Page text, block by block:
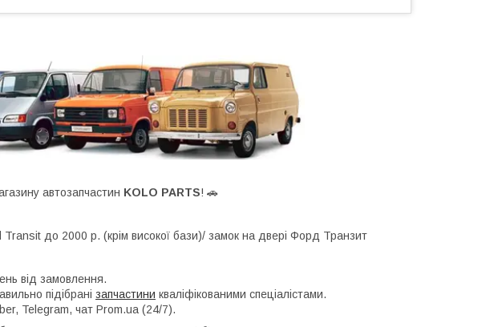
автозапчастин KOLO PARTS! 🚗
до 2000 р. (крім високої бази)/ замок на двері Форд Транзит
від замовлення.
підібрані запчастини кваліфікованими спеціалістами.
Telegram, чат Prom.ua (24/7).